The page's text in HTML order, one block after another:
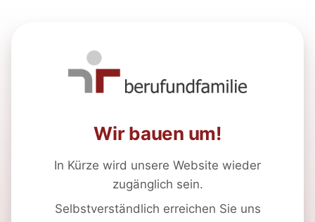
Wir bauen um!
In Kürze wird unsere Website wieder
zugänglich sein.
Selbstverständlich erreichen Sie uns